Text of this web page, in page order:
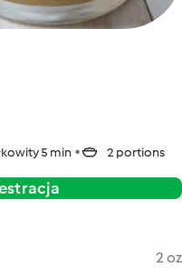
5 min 2 portions
2 oz